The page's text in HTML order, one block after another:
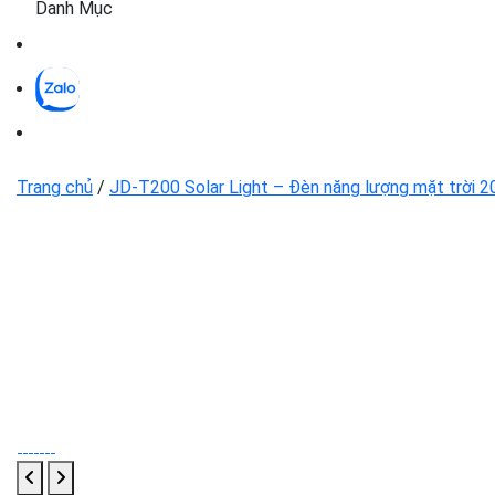
Danh Mục
Trang chủ / JD-T200 Solar Light – Đèn năng lượng mặt trời